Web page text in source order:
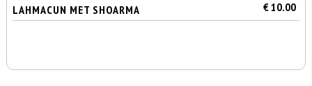
LAHMACUN MET SHOARMA € 10.00